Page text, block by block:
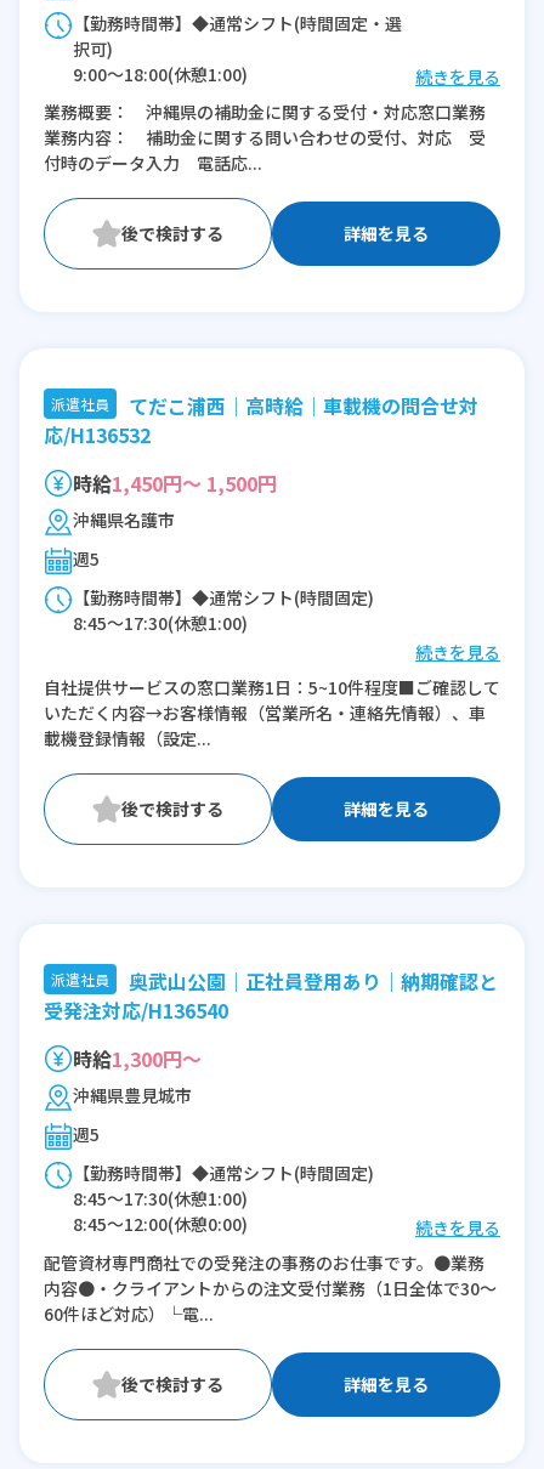
【勤務時間帯】◆通常シフト(時間固定・選
択可)
9:00〜18:00(休憩1:00)
10:00〜17:00(休憩1:00)
※残業：5〜10時間程度/月
※時短：可 / 10:00-17:00コアタイム
続きを見る
業務概要： 沖縄県の補助金に関する受付・対応窓口業務
業務内容： 補助金に関する問い合わせの受付、対応 受
付時のデータ入力 電話応...
詳細を見る
派遣社員
てだこ浦西｜高時給｜車載機の問合せ対
応/H136532
時給1,450円～ 1,500円
沖縄県名護市
週5
【勤務時間帯】◆通常シフト(時間固定)
8:45〜17:30(休憩1:00)
※残業：0〜10時間程度/月
続きを見る
自社提供サービスの窓口業務1日：5~10件程度■ご確認して
いただく内容→お客様情報（営業所名・連絡先情報）、車
載機登録情報（設定...
詳細を見る
派遣社員
奥武山公園｜正社員登用あり｜納期確認と
受発注対応/H136540
時給1,300円～
沖縄県豊見城市
週5
【勤務時間帯】◆通常シフト(時間固定)
8:45〜17:30(休憩1:00)
8:45〜12:00(休憩0:00)
※残業：5〜15時間程度/月
続きを見る
配管資材専門商社での受発注の事務のお仕事です。●業務
内容●・クライアントからの注文受付業務（1日全体で30～
60件ほど対応）└電...
詳細を見る